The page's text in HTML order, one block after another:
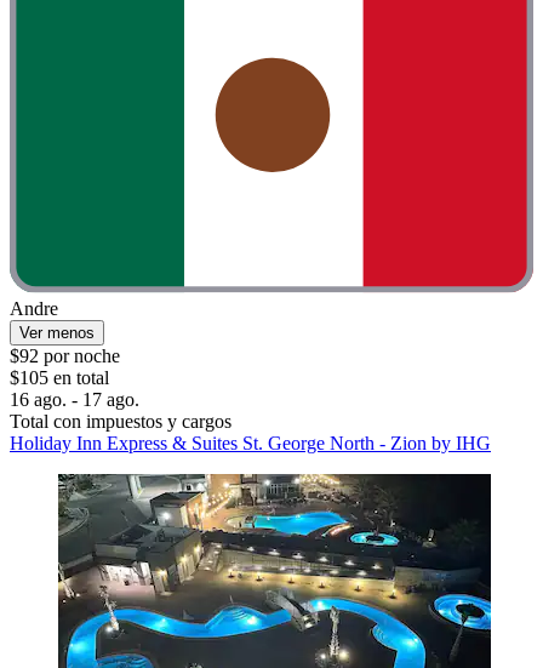
Andre
Ver menos
$92 por noche
$105 en total
16 ago. - 17 ago.
Total con impuestos y cargos
Holiday Inn Express & Suites St. George North - Zion by IHG